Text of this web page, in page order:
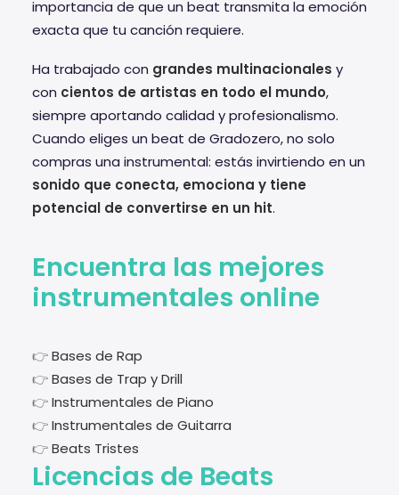
importancia de que un beat transmita la emoción
exacta que tu canción requiere.
Ha trabajado con grandes multinacionales y
con cientos de artistas en todo el mundo,
siempre aportando calidad y profesionalismo.
Cuando eliges un beat de Gradozero, no solo
compras una instrumental: estás invirtiendo en un
sonido que conecta, emociona y tiene
potencial de convertirse en un hit.
Encuentra las mejores
instrumentales online
👉Bases de Rap
👉Bases de Trap y Drill
👉Instrumentales de Piano
👉Instrumentales de Guitarra
👉Beats Tristes
Licencias de Beats